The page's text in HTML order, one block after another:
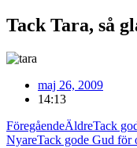
Tack Tara, så
maj 26, 2009
14:13
FöregåendeÄldreTack
NyareTack gode Gud för